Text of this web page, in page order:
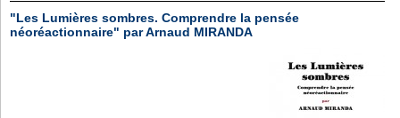
"Les Lumières sombres. Comprendre la pensée
néoréactionnaire" par Arnaud MIRANDA